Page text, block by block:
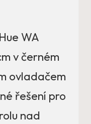
WA
v černém
ovladačem
řešení pro
nad